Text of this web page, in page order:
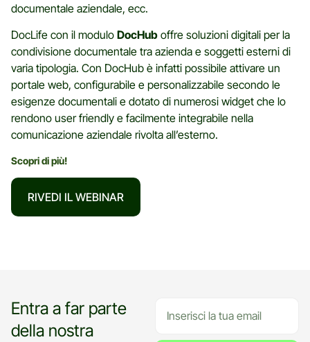
documentale aziendale, ecc.
DocLife con il modulo DocHub offre soluzioni digitali per la
condivisione documentale tra azienda e soggetti esterni di
varia tipologia. Con DocHub è infatti possibile attivare un
portale web, configurabile e personalizzabile secondo le
esigenze documentali e dotato di numerosi widget che lo
rendono user friendly e facilmente integrabile nella
comunicazione aziendale rivolta all’esterno.
Scopri di più!
RIVEDI IL WEBINAR
Entra a far parte
della nostra